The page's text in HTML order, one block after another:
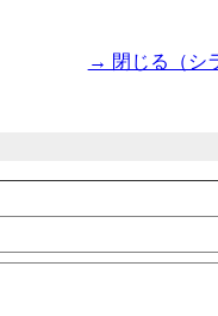
→ 閉じる（シ